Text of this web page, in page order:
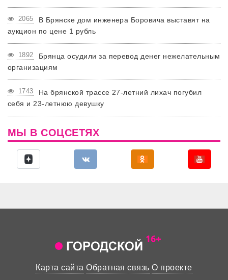
2065
В Брянске дом инженера Боровича выставят на
аукцион по цене 1 рубль
1892
Брянца осудили за перевод денег нежелательным
организациям
1743
На брянской трассе 27-летний лихач погубил
себя и 23-летнюю девушку
МЫ В СОЦСЕТЯХ
Карта сайта Обратная связь О проекте